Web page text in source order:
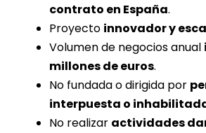
contrato en España.
Proyecto innovador y
Volumen de negocios anual
millones de euros.
No fundada o dirigida por
interpuesta o
No realizar actividades